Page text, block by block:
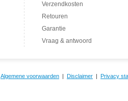
Verzendkosten
Retouren
Garantie
Vraag & antwoord
Algemene voorwaarden | Disclaimer | Privacy